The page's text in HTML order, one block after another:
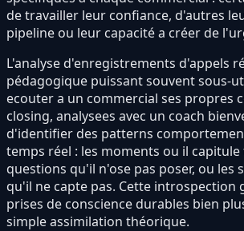
de travailler leur confiance, d'autres
pipeline ou leur capacité a créer de
L'analyse d'enregistrements d'appels
pédagogique puissant souvent sous-
ecouter a un commercial ses propres
closing, analysees avec un coach
d'identifier des patterns
temps réel : les moments ou il
questions qu'il n'ose pas poser, ou les
qu'il ne capte pas. Cette introspection
prises de conscience durables bien
simple assimilation théorique.